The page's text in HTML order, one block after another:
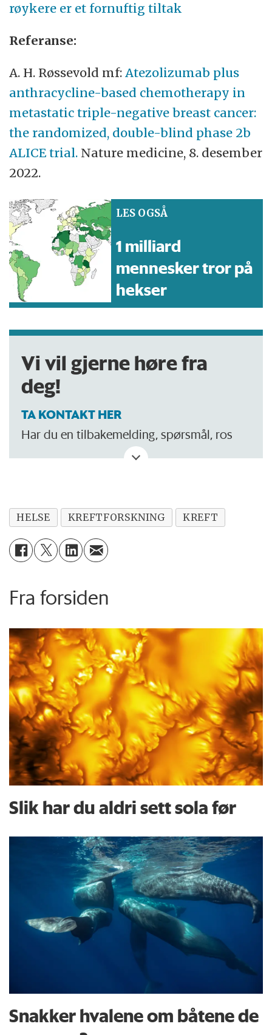
røykere er et fornuftig tiltak
Referanse:
A. H. Røssevold mf:Atezolizumab plus
anthracycline-based chemotherapy in
metastatic triple-negative breast cancer:
the randomized, double-blind phase 2b
ALICE trial. Nature medicine, 8. desember
2022.
LES OGSÅ
1 milliard
mennesker tror på
hekser
Vi vil gjerne høre fra
deg!
TA KONTAKT HER
Har du en tilbakemelding, spørsmål, ros
eller kritikk? Eller tips om noe vi bør skrive
HELSE KREFTFORSKNING KREFT
Fra forsiden
Slik har du aldri sett sola før
Snakker hvalene om båtene de